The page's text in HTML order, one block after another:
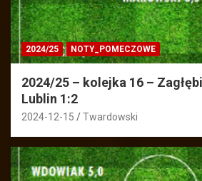
2024/25 NOTY_POMECZOWE
2024/25 – kolejka 16 –
Lublin 1:2
2024-12-15 Twardowski